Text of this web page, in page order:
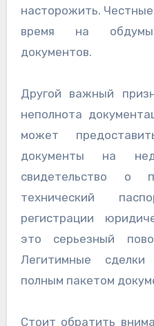
насторожить.
время на
документов.
Другой важный
неполнота
может
документы на
свидетельство о
технический
регистрации
это серьезный
Легитимные сделки
полным пакетом
Стоит обратить